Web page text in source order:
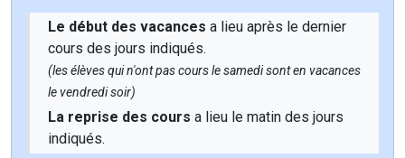
Le début des vacances a lieu après le dernier
cours des jours indiqués.
(les élèves qui n'ont pas cours le samedi sont en vacances
le vendredi soir)
La reprise des cours a lieu le matin des jours
indiqués.